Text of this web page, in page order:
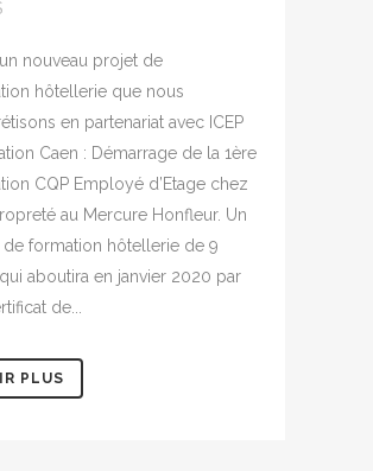
nouveau projet de
hôtellerie que nous
en partenariat avec ICEP
Caen : Démarrage de la 1ère
CQP Employé d’Etage chez
au Mercure Honfleur. Un
formation hôtellerie de 9
aboutira en janvier 2020 par
de...
PLUS